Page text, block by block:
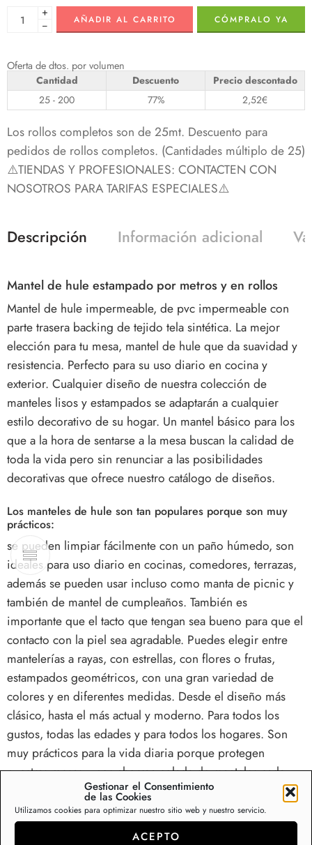
Gestionar el Consentimiento
de las Cookies
Utilizamos cookies para optimizar nuestro sitio web y nuestro servicio.
ACEPTO
+
−
AÑADIR AL CARRITO CÓMPRALO YA
Oferta de dtos. por volumen
Cantidad Descuento
Precio descontado
25 - 200
77% 2,52€
Los rollos completos son de 25mt. Descuento para
pedidos de rollos completos. (Cantidades múltiplo de 25)
⚠️TIENDAS Y PROFESIONALES: CONTACTEN CON
NOSOTROS PARA TARIFAS ESPECIALES⚠️
Descripción Información adicional
Mantel de hule estampado por metros y en rollos
Mantel de hule impermeable, de pvc impermeable con
parte trasera backing de tejido tela sintética. La mejor
elección para tu mesa, mantel de hule que da suavidad y
resistencia. Perfecto para su uso diario en cocina y
exterior. Cualquier diseño de nuestra colección de
manteles lisos y estampados se adaptarán a cualquier
estilo decorativo de su hogar. Un mantel básico para los
que a la hora de sentarse a la mesa buscan la calidad de
toda la vida pero sin renunciar a las posibilidades
decorativas que ofrece nuestro catálogo de diseños.
Los manteles de hule son tan populares porque son muy
prácticos:
se pueden limpiar fácilmente con un paño húmedo, son
ideales para uso diario en cocinas, comedores, terrazas,
además se pueden usar incluso como manta de picnic y
también de mantel de cumpleaños. También es
importante que el tacto que tengan sea bueno para que el
contacto con la piel sea agradable. Puedes elegir entre
mantelerías a rayas, con estrellas, con flores o frutas,
estampados geométricos, con una gran variedad de
colores y en diferentes medidas. Desde el diseño más
clásico, hasta el más actual y moderno. Para todos los
gustos, todas las edades y para todos los hogares. Son
muy prácticos para la vida diaria porque protegen
nuestras mesas y nos ahorran colada de manteles cada
semana. Además en verano son muy prácticos sobre los
muebles de terraza y en el interior son la perfecta
solución para mesas de comedor y cocina. Disponemos